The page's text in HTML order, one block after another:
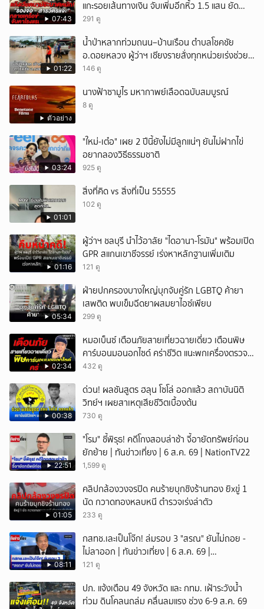
07:43
แกะรอยเส้นทางเงิน จับเพิ่มอีกหิ้ว 1.5 แสน ยัด
สินบน
291 ดู
01:22
น้ำป่าหลากท่วมถนน–บ้านเรือน ตำบลโชคชัย
อ.ดอยหลวง ผู้ว่าฯ เชียงรายสั่งทุกหน่วยเร่งช่วย
เหลือประชาชน
146 ดู
ตัวอย่าง
นางฟ้าซามูไร มหากาพย์เลือดฉบับสมบูรณ์
8 ดู
03:24
"ใหม่-เต๋อ" เผย 2 ปีนี้ยังไม่มีลูกแน่ๆ ยันไม่ฝากไข่
อยากลองวิธีธรรมชาติ
925 ดู
01:01
สิ่งที่คิด vs สิ่งที่เป็น 55555
102 ดู
01:16
ผู้ว่าฯ ชลบุรี นำไว้อาลัย "ไดอานา-โรมัน" พร้อมเปิด
GPR สแกนเขาชีจรรย์ เร่งหาหลักฐานเพิ่มเติม
121 ดู
05:34
ฝ่ายปกครองบางใหญ่บุกจับคู่รัก LGBTQ ค้ายา
เสพติด พบเข็มฉีดยาผสมยาไอซ์เพียบ
299 ดู
02:34
หมอเบ็นซ์ เตือนภัยสายเที่ยวฉายเดี่ยว เตือนพิษ
คาร์บอนมอนอกไซด์ คร่าชีวิต แนะพกเครื่องตรวจ
วัดติดตัว
432 ดู
00:38
ด่วน! ผลชันสูตร ฮลุน โซโล่ ออกแล้ว สถาบันนิติ
วิทย์ฯ เผยสาเหตุเสียชีวิตเบื้องต้น
730 ดู
22:51
"โรม" ชี้พิรุธ! คดีโกงสอบล่าช้า จี้อายัดทรัพย์ก่อน
ยักย้าย | ทันข่าวเที่ยง | 6 ส.ค. 69 | NationTV22
1,599 ดู
01:05
คลิปกล้องวงจรปิด คนร้ายบุกชิงร้านทอง ยิxขู่ 1
นัด กวาดทองหลบหนี ตำรวจเร่งล่าตัว
233 ดู
08:11
กสทช.เละเป็นโจ๊ก! ล่มรอบ 3 "สรณ" ยันไม่ถอย -
ไม่ลาออก | ทันข่าวเที่ยง | 6 ส.ค. 69 |
NationTV22
121 ดู
ปภ. แจ้งเตือน 49 จังหวัด และ กทม. เฝ้าระวังน้ำ
ท่วม ดินโคลนถล่ม คลื่นลมแรง ช่วง 6-9 ส.ค. 69